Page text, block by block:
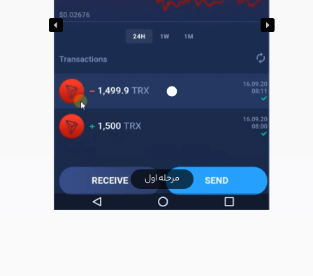
مرحله اول